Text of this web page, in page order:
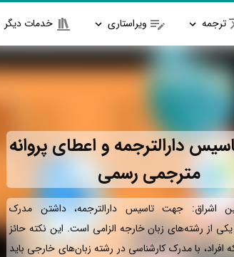
ترجمه ویراستاری خدمات دیگر
دارالترجمه و اعطای پروانه
مترجمی رسمی
اشراق: جهت تاسیس دارالترجمه، داشتن مدرک
از رشته‌های زبان خارجه الزامی است. این نکته حائز
با مدرک کارشناسی در رشته زبان‌های خارجی باید